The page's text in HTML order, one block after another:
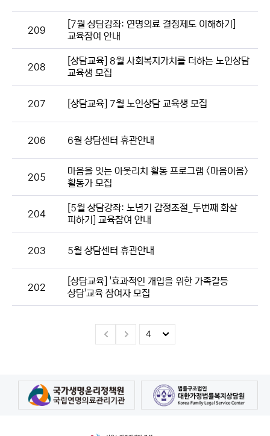
209
[7월 상담강좌: 연명의료 결정제도 이해하기]
교육참여 안내
208
[상담교육] 8월 사회복지가치를 더하는 노인상담
교육생 모집
207 [상담교육] 7월 노인상담 교육생 모집
206 6월 상담센터 휴관안내
205
마음을 잇는 아웃리치 활동 프로그램 <마음이음>
활동가 모집
204
[5월 상담강좌: 노년기 감정조절_두번째 화살
피하기] 교육참여 안내
203 5월 상담센터 휴관안내
202
[상담교육] '효과적인 개입을 위한 가족갈등
상담'교육 참여자 모집